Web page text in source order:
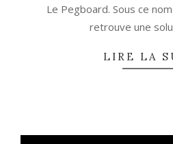
Le Pegboard. Sous ce
retrouve une
LIRE LA